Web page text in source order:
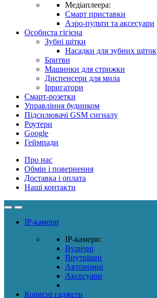
Медіаплеера:
Смарт приставки
Аэро-пульти та аксесуари
Особиста гігієна
Зубні щітки
Насадки для зубних щіток
Бритви
Машинки для стрижки
Диспенсери для мила
Ірригатори
Смарт-розетки
Управління будинком
Підсилювачі GSM сигналу
Роутери
Google
Геймпади
Про нас
Обмін і повернення
Доставка і оплата
Наші контакти
IP-камери
IP-камери:
Вуличні
Внутрішні
Автономні
Аксесуари
Корисні гаджети